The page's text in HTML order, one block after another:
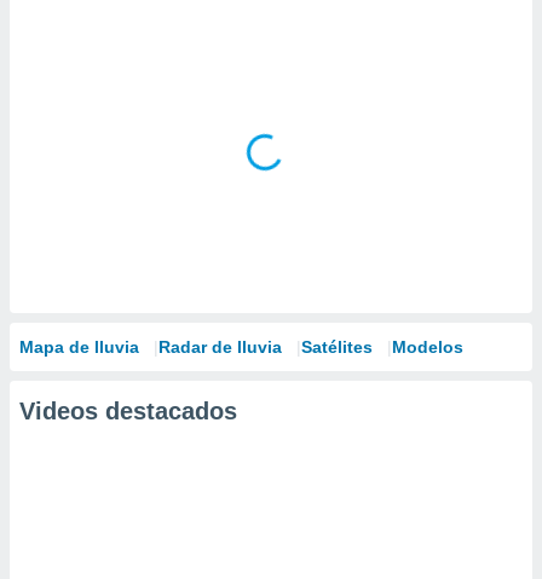
Mapa de lluvia Radar de lluvia Satélites Modelos
Videos destacados